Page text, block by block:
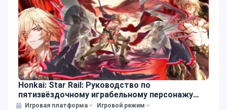
Honkai: Star Rail: Руководство по
пятизвёздочному играбельному персонажу
Мидею
Игровая платформа Игровой режим